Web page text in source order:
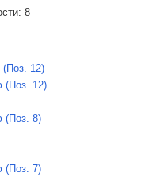
8
(Поз. 12)
(Поз. 12)
(Поз. 8)
(Поз. 7)